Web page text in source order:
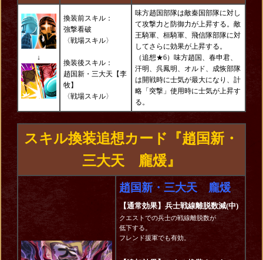
↓
換装前スキル：
強撃看破
〈戦場スキル〉
換装後スキル：
趙国新・三大天【李
牧】
〈戦場スキル〉
味方趙国部隊は敵秦国部隊に対し
て攻撃力と防御力が上昇する。敵
王騎軍、桓騎軍、飛信隊部隊に対
してさらに効果が上昇する。
（追想★6）味方趙国、春申君、
汗明、呉鳳明、オルド、成恢部隊
は開戦時に士気が最大になり、計
略「突撃」使用時に士気が上昇す
る。
スキル換装追想カード『趙国新・
三大天 龐煖』
趙国新・三大天 龐煖
【通常効果】兵士戦線離脱数減(中)
クエストでの兵士の戦線離脱数が
低下する。
フレンド援軍でも有効。